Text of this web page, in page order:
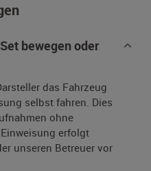
bewegen oder
das Fahrzeug
selbst fahren. Dies
ohne
erfolgt
unseren Betreuer vor